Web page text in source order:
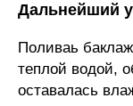
Дальнейший
Поливаь
теплой водой,
оставалась